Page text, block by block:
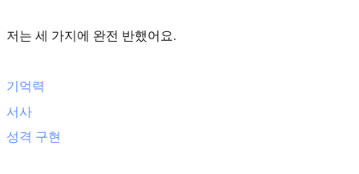
저는 세 가지에 완전 반했어요.
기억력
서사
성격 구현